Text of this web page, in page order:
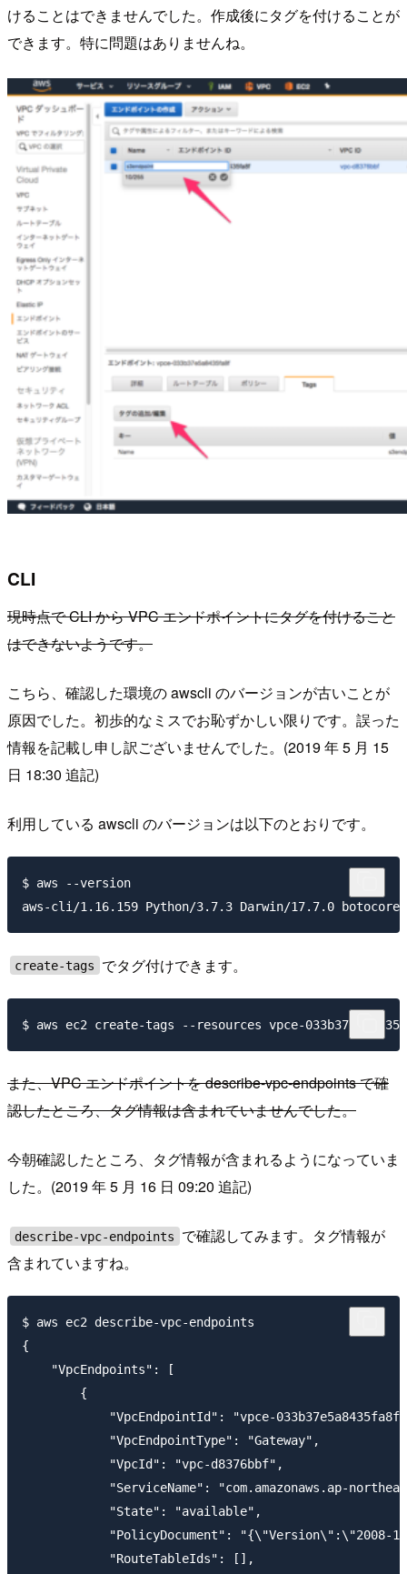
けることはできませんでした。作成後にタグを付けることが
できます。特に問題はありませんね。
CLI
現時点で CLI から VPC エンドポイントにタグを付けること
はできないようです。
こちら、確認した環境の awscli のバージョンが古いことが
原因でした。初歩的なミスでお恥ずかしい限りです。誤った
情報を記載し申し訳ございませんでした。(2019 年 5 月 15
日 18:30 追記)
利用している awscli のバージョンは以下のとおりです。
$ aws --version
create-tags でタグ付けできます。
また、VPC エンドポイントを describe-vpc-endpoints で確
認したところ、タグ情報は含まれていませんでした。
今朝確認したところ、タグ情報が含まれるようになっていま
した。(2019 年 5 月 16 日 09:20 追記)
describe-vpc-endpoints
で確認してみます。タグ情報が
含まれていますね。
$ aws ec2 describe-vpc-endpoints
{
    "VpcEndpoints": [
        {
"VpcEndpointId": "vpce-
            "VpcEndpointType": "Gateway",
            "VpcId": "vpc-d8376bbf",
"ServiceName": "com.amazonaws.ap-
            "State": "available",
"PolicyDocument": "{\"Version\":\"2008-
            "RouteTableIds": [],